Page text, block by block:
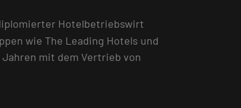
Hotelbetriebswirt
wie The Leading Hotels und
mit dem Vertrieb von